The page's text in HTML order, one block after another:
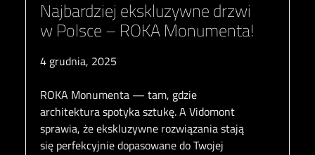
Najbardziej ekskluzywne drzwi
w Polsce – ROKA Monumenta!
4 grudnia, 2025
ROKA Monumenta — tam, gdzie
architektura spotyka sztukę. A Vidomont
sprawia, że ekskluzywne rozwiązania stają
się perfekcyjnie dopasowane do Twojej